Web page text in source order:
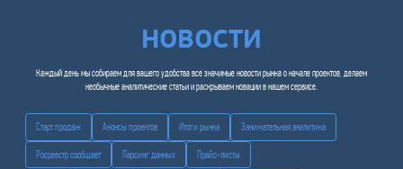
НОВОСТИ
Каждый день мы собираем для вашего удобства все значимые новости рынка о начале проектов, делаем
необычные аналитические статьи и раскрываем новации в нашем сервисе.
Старт продаж Анонсы проектов Итоги рынка Занимательная аналитика
Росреестр сообщает Парсинг данных Прайс-листы